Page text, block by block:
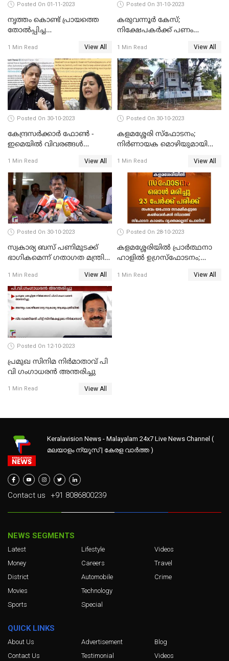
Posted On 01-11-2023
നൃത്തം കൊണ്ട് പ്രായത്തെ
തോല്‍പ്പിച്ച
അറുപത്തി ആറ്‌ അമ്മമാരുടെ
അരങ്ങേറ്റം
1 Min Read View All
Posted On 31-10-2023
കരുവന്നൂർ കേസ്;
നിക്ഷേപകർക്ക് പണം
നിബന്ധനകൾ അറിയാം
1 Min Read View All
Posted On 30-10-2023
കേന്ദ്രസര്‍ക്കാര്‍ ഫോണ്‍ -
ഇമെയില്‍ വിവരങ്ങള്‍
പ്രതിപക്ഷ നേതാക്കള്‍
1 Min Read View All
Posted On 30-10-2023
കളമശ്ശേരി സ്ഫോടനം;
നിർണായക മൊഴിയുമായി
കോൾ വിവരങ്ങൾ തേടി
പൊലീസ്
1 Min Read View All
Posted On 30-10-2023
സ്വകാര്യ ബസ് പണിമുടക്ക്
ഭാഗികമെന്ന് ഗതാഗത മന്ത്രി
1 Min Read View All
Posted On 28-10-2023
കളമശ്ശേരിയിൽ പ്രാർത്ഥനാ
ഹാളിൽ ഉഗ്രസ്‌ഫോടനം;
പേരുടെ നില ഗുരുതരം
1 Min Read View All
Posted On 12-10-2023
പ്രമുഖ സിനിമ നിർമാതാവ് പി
വി ഗംഗാധരൻ അന്തരിച്ചു
1 Min Read View All
Keralavision News - Malayalam 24x7 Live News Channel (
മലയാളം ന്യൂസ് | കേരള വാർത്ത )
Contact us +91 8086800239
NEWS SEGMENTS
Latest
Money
District
Movies
Sports
Lifestyle
Careers
Automobile
Technology
Special
Videos
Travel
Crime
QUICK LINKS
About Us
Contact Us
Advertisement
Testimonial
Blog
Videos